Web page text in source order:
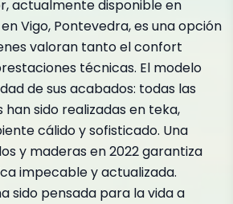
actualmente disponible en
Vigo, Pontevedra, es una opción
valoran tanto el confort
técnicas. El modelo
de sus acabados: todas las
sido realizadas en teka,
cálido y sofisticado. Una
y maderas en 2022 garantiza
impecable y actualizada.
sido pensada para la vida a